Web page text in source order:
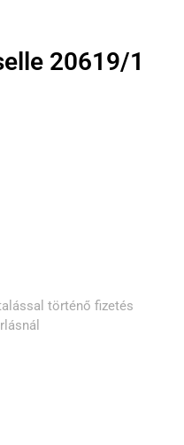
20619/1
történő fizetés